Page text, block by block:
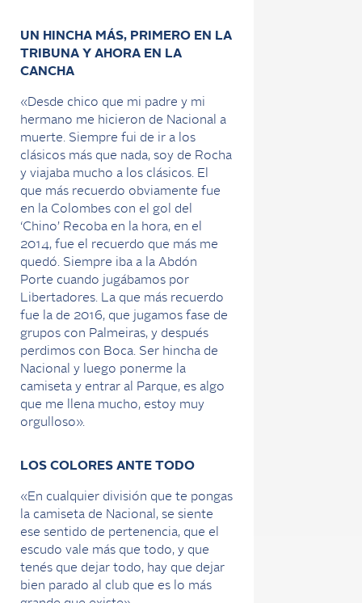
UN HINCHA MÁS, PRIMERO EN LA
TRIBUNA Y AHORA EN LA
CANCHA
«Desde chico que mi padre y mi
hermano me hicieron de Nacional a
muerte. Siempre fui de ir a los
clásicos más que nada, soy de Rocha
y viajaba mucho a los clásicos. El
que más recuerdo obviamente fue
en la Colombes con el gol del
‘Chino’ Recoba en la hora, en el
2014, fue el recuerdo que más me
quedó. Siempre iba a la Abdón
Porte cuando jugábamos por
Libertadores. La que más recuerdo
fue la de 2016, que jugamos fase de
grupos con Palmeiras, y después
perdimos con Boca. Ser hincha de
Nacional y luego ponerme la
camiseta y entrar al Parque, es algo
que me llena mucho, estoy muy
orgulloso».
LOS COLORES ANTE TODO
«En cualquier división que te pongas
la camiseta de Nacional, se siente
ese sentido de pertenencia, que el
escudo vale más que todo, y que
tenés que dejar todo, hay que dejar
bien parado al club que es lo más